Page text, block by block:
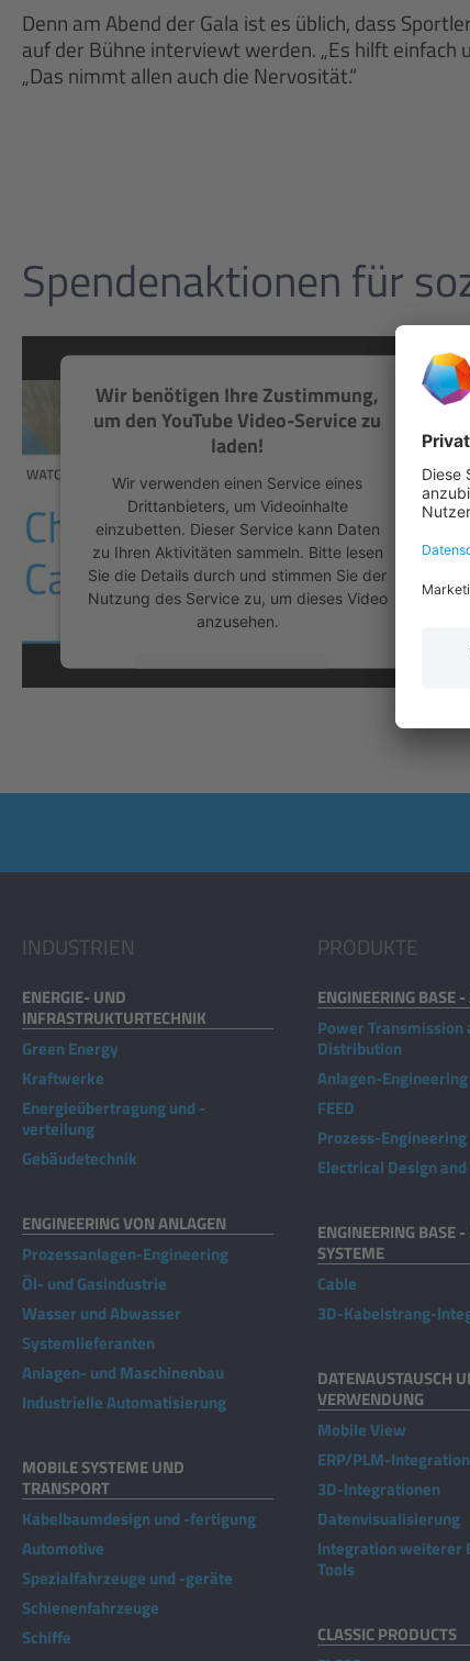
Denn am Abend der Gala ist es üblich, dass
auf der Bühne interviewt werden. „Es hilft einfach
„Das nimmt allen auch die Nervosität.“
Spendenaktionen für
Wir benötigen Ihre Zustimmung,
um den YouTube Video-Service zu
laden!
Wir verwenden einen Service eines
Drittanbieters, um Videoinhalte
einzubetten. Dieser Service kann Daten
zu Ihren Aktivitäten sammeln. Bitte lesen
Sie die Details durch und stimmen Sie der
Nutzung des Service zu, um dieses Video
anzusehen.
Mehr Informationen
Management Platform
INDUSTRIEN
ENERGIE- UND
INFRASTRUKTURTECHNIK
Green Energy
Kraftwerke
Energieübertragung und -
verteilung
Gebäudetechnik
ENGINEERING VON ANLAGEN
Prozessanlagen-Engineering
Öl- und Gasindustrie
Wasser und Abwasser
Systemlieferanten
Anlagen- und Maschinenbau
Industrielle Automatisierung
MOBILE SYSTEME UND
TRANSPORT
Kabelbaumdesign und -fertigung
Automotive
Spezialfahrzeuge und -geräte
Schienenfahrzeuge
Schiffe
PRODUKTE
ENGINEERING BASE
Power Transmission
Distribution
Anlagen-Engineering
FEED
Prozess-Engineering
Electrical Design
ENGINEERING BASE
SYSTEME
Cable
3D-Kabelstrang-
DATENAUSTAUSCH
VERWENDUNG
Mobile View
ERP/PLM-
3D-Integrationen
Datenvisualisierung
Integration weiterer
Tools
CLASSIC PRODUCTS